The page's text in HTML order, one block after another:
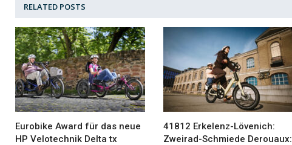
RELATED POSTS
Eurobike Award für das neue
HP Velotechnik Delta tx
41812 Erkelenz-Lövenich:
Zweirad-Schmiede Derouaux: